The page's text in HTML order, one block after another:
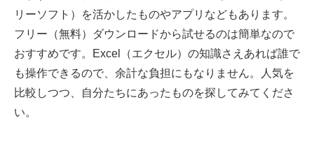
リーソフト）を活かしたものやアプリなどもあります。
フリー（無料）ダウンロードから試せるのは簡単なので
おすすめです。Excel（エクセル）の知識さえあれば誰で
も操作できるので、余計な負担にもなりません。人気を
比較しつつ、自分たちにあったものを探してみてくださ
い。